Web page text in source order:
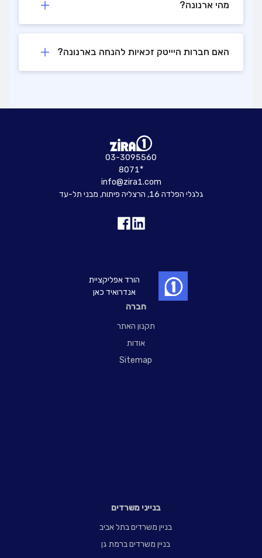
מהי ארנונה?
האם חברות היייטק זכאיות להנחה בארנונה?
חברה
תקנון האתר
אודות
Sitemap
בנייני משרדים
בניין משרדים בתל אביב
בניין משרדים ברמת גן
03-3095560
8071*
info@zira1.com
גלגלי הפלדה 16, הרצליה פיתוח, מבני תל-עד
הורד אפליקציית
אנדרואיד כאן